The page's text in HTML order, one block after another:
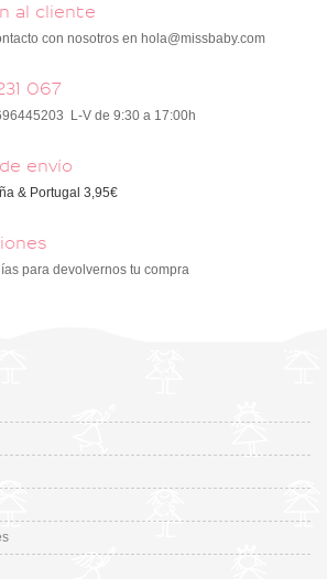
al cliente
con nosotros en hola@missbaby.com
067
L-V de 9:30 a 17:00h
envío
& Portugal 3,95€
para devolvernos tu compra